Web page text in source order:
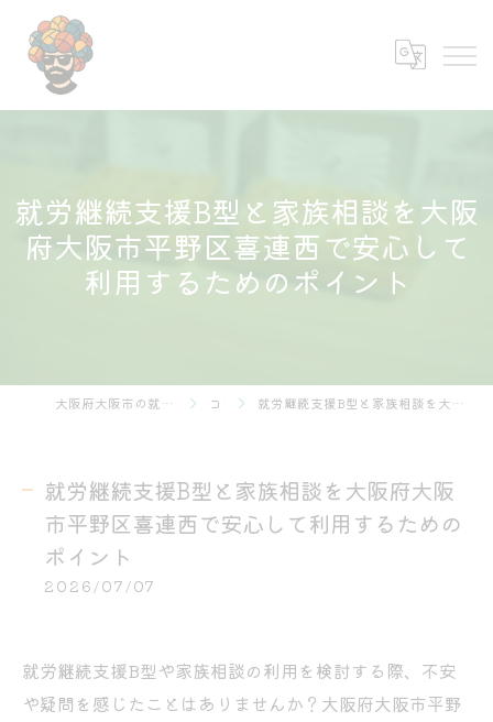
就労継続支援B型と家族相談を大阪
府大阪市平野区喜連西で安心して
利用するためのポイント
大阪府大阪市の就労継続支援B型なら株式会社あふろ コラム 就労継続支援B型と家族相談を大阪府大阪市平野区喜連西で安心して利用するためのポイント
就労継続支援B型と家族相談を大阪府大阪
市平野区喜連西で安心して利用するための
ポイント
2026/07/07
就労継続支援B型や家族相談の利用を検討する際、不安
や疑問を感じたことはありませんか？大阪府大阪市平野